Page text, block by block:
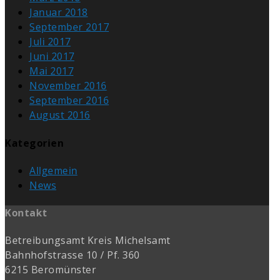
Januar 2018
September 2017
Juli 2017
Juni 2017
Mai 2017
November 2016
September 2016
August 2016
Kategorien
Allgemein
News
Kontakt
Betreibungsamt Kreis Michelsamt
Bahnhofstrasse 10 / Pf. 360
6215 Beromünster